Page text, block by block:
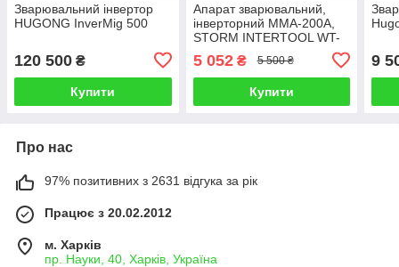
Зварювальний інвертор
HUGONG InverMig 500
120 500 ₴
Купити
Апарат зварювальний,
інверторний MMA-200A,
STORM INTERTOOL WT-
5 052₴ 5 500 ₴
Купити
9
Про нас
97% позитивних з 2631 відгука за рік
Працює з 20.02.2012
м. Харків
пр. Науки, 40, Харків, Україна